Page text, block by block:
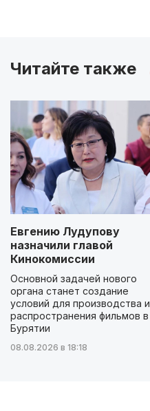
Читайте также
Евгению Лудупову
назначили главой
Кинокомиссии
Основной задачей нового
органа станет создание
условий для производства и
распространения фильмов в
Бурятии
08.08.2026 в 18:18